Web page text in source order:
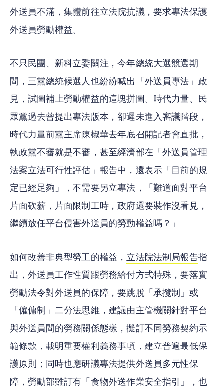
外送員不滿，集體前往立法院抗議，要求專法保護
外送員勞動權益。
不只民團、新科立委關注，今年總統大選競選期
間，三黨總統候選人也紛紛喊出「外送員專法」政
見，試圖補上勞動權益的這塊拼圖。時代力量、民
眾黨過去曾提出專法版本，卻遲未進入審議階段，
時代力量前黨主席陳椒華去年底召開記者會直批，
執政黨不審就是不審，甚至經濟部在「外送員管理
法案立法可行性評估」報告中，還表示「目前的規
定已經足夠」，不需要另立專法，「難道面對平台
片面砍薪，片面限制工時，政府還要裝作沒看見，
繼續放任平台侵害外送員的勞動權益嗎？」
如何改善非典型勞工的權益， 立法院法制局報告指
出，外送員工作性質跟勞務給付方式特殊，要落實
勞動法令對外送員的保障，要跳脫「承攬制」或
「僱傭制」二分法思維，建議由主管機關針對平台
與外送員間的勞務關係態樣，擬訂不同勞務契約示
範條款，載明重要權利義務事項，建立普遍最低保
護原則；同時也應研議專法提供外送員多元性保
障，勞動部雖訂有「食物外送作業安全指引」，也